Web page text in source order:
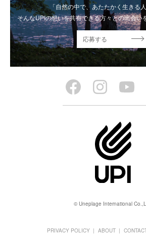
「自然の中で、あたたかく生きる
そんなUPIの想いを共有できる方々との出会い
応募する
© Uneplage International
PRIVACY POLICY ABOUT